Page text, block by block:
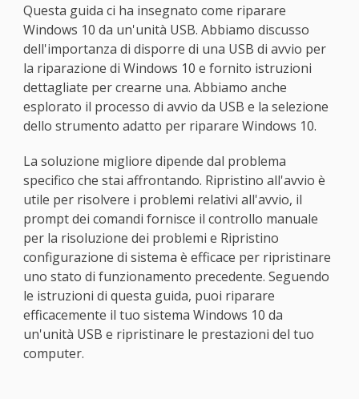
Questa guida ci ha insegnato come riparare
Windows 10 da un'unità USB. Abbiamo discusso
dell'importanza di disporre di una USB di avvio per
la riparazione di Windows 10 e fornito istruzioni
dettagliate per crearne una. Abbiamo anche
esplorato il processo di avvio da USB e la selezione
dello strumento adatto per riparare Windows 10.
La soluzione migliore dipende dal problema
specifico che stai affrontando. Ripristino all'avvio è
utile per risolvere i problemi relativi all'avvio, il
prompt dei comandi fornisce il controllo manuale
per la risoluzione dei problemi e Ripristino
configurazione di sistema è efficace per ripristinare
uno stato di funzionamento precedente. Seguendo
le istruzioni di questa guida, puoi riparare
efficacemente il tuo sistema Windows 10 da
un'unità USB e ripristinare le prestazioni del tuo
computer.